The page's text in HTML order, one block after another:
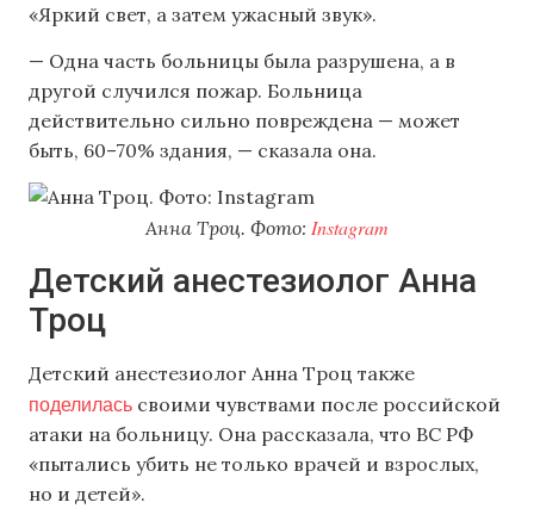
«Яркий свет, а затем ужасный звук».
— Одна часть больницы была разрушена, а в
другой случился пожар. Больница
действительно сильно повреждена — может
быть, 60–70% здания, — сказала она.
Анна Троц. Фото: Instagram
Детский анестезиолог Анна
Троц
Детский анестезиолог Анна Троц также
поделилась своими чувствами после российской
атаки на больницу. Она рассказала, что ВС РФ
«пытались убить не только врачей и взрослых,
но и детей».